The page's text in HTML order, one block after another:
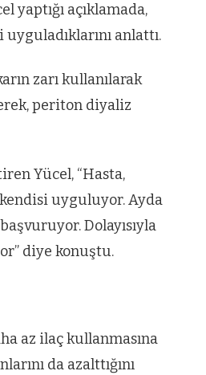
yaptığı açıklamada,
anlattı.
zarı kullanılarak
periton diyaliz
Yücel, “Hasta,
uyguluyor. Ayda
Dolayısıyla
diye konuştu.
az ilaç kullanmasına
da azalttığını